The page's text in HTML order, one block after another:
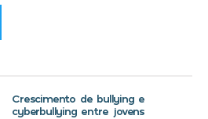
Crescimento de bullying e
cyberbullying entre jovens